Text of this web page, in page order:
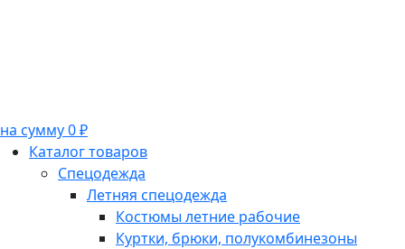
на сумму 0 ₽
Каталог товаров
Спецодежда
Летняя спецодежда
Костюмы летние рабочие
Куртки, брюки, полукомбинезоны